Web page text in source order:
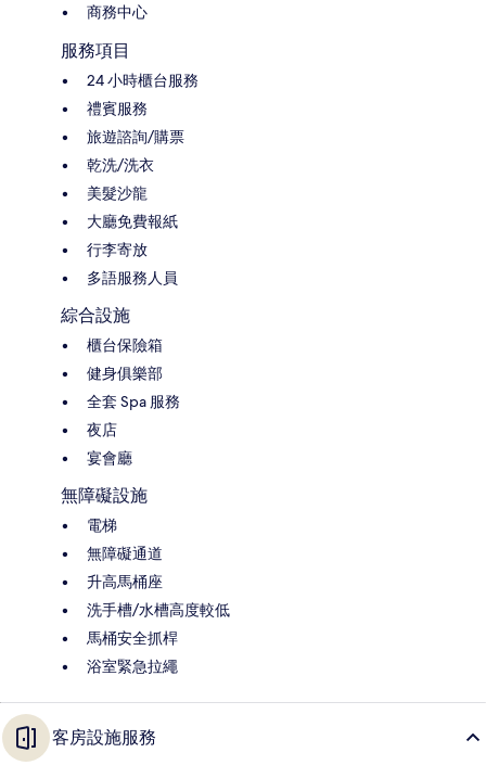
商務中心
服務項目
24 小時櫃台服務
禮賓服務
旅遊諮詢/購票
乾洗/洗衣
美髮沙龍
大廳免費報紙
行李寄放
多語服務人員
綜合設施
櫃台保險箱
健身俱樂部
全套 Spa 服務
夜店
宴會廳
無障礙設施
電梯
無障礙通道
升高馬桶座
洗手槽/水槽高度較低
馬桶安全抓桿
浴室緊急拉繩
客房設施服務